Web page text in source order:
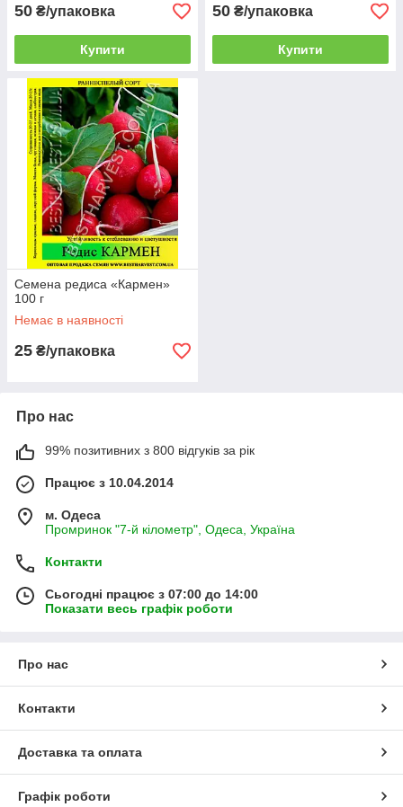
50 ₴/упаковка
Купити
50 ₴/упаковка
Купити
Семена редиса «Кармен»
100 г
Немає в наявності
25 ₴/упаковка
Про нас
99% позитивних з 800 відгуків за рік
Працює з 10.04.2014
м. Одеса
Промринок "7-й кілометр", Одеса, Україна
Контакти
Сьогодні працює з 07:00 до 14:00
Показати весь графік роботи
Про нас
Контакти
Доставка та оплата
Графік роботи